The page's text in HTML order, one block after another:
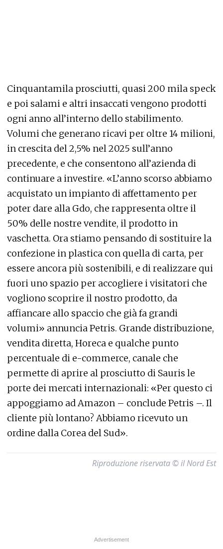
Cinquantamila prosciutti, quasi 200 mila speck
e poi salami e altri insaccati vengono prodotti
ogni anno all’interno dello stabilimento.
Volumi che generano ricavi per oltre 14 milioni,
in crescita del 2,5% nel 2025 sull’anno
precedente, e che consentono all’azienda di
continuare a investire. «L’anno scorso abbiamo
acquistato un impianto di affettamento per
poter dare alla Gdo, che rappresenta oltre il
50% delle nostre vendite, il prodotto in
vaschetta. Ora stiamo pensando di sostituire la
confezione in plastica con quella di carta, per
essere ancora più sostenibili, e di realizzare qui
fuori uno spazio per accogliere i visitatori che
vogliono scoprire il nostro prodotto, da
affiancare allo spaccio che già fa grandi
volumi» annuncia Petris. Grande distribuzione,
vendita diretta, Horeca e qualche punto
percentuale di e-commerce, canale che
permette di aprire al prosciutto di Sauris le
porte dei mercati internazionali: «Per questo ci
appoggiamo ad Amazon – conclude Petris –. Il
cliente più lontano? Abbiamo ricevuto un
ordine dalla Corea del Sud».
Riproduzione riservata © il Nord Est